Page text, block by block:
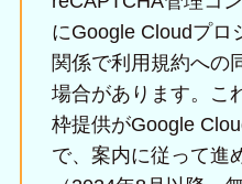
にGoogle Cloudプロ
関係で利用規約への
場合があります。こ
枠提供がGoogle
で、案内に従って進